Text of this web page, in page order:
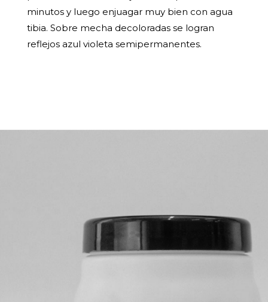
minutos y luego enjuagar muy bien con agua
tibia. Sobre mecha decoloradas se logran
reflejos azul violeta semipermanentes.